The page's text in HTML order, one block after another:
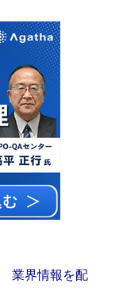
業界情報を配